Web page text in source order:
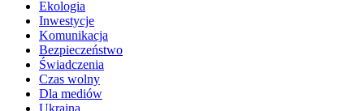
Ekologia
Inwestycje
Komunikacja
Bezpieczeństwo
Świadczenia
Czas wolny
Dla mediów
Ukraina